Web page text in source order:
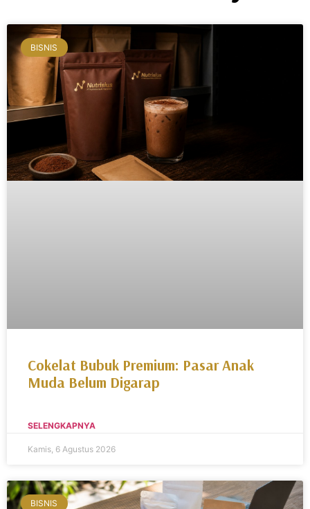
BISNIS
Cokelat Bubuk Premium: Pasar Anak
Muda Belum Digarap
SELENGKAPNYA
Kamis, 6 Agustus 2026
BISNIS